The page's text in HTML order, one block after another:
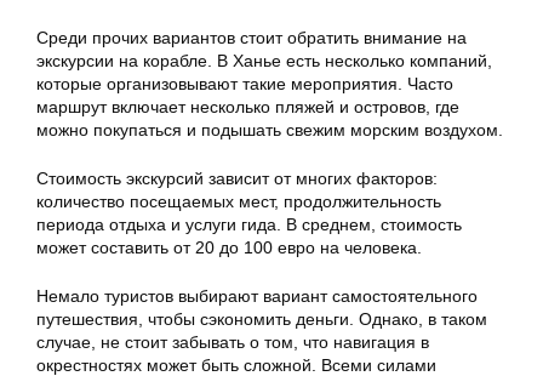
Среди прочих вариантов стоит обратить внимание на
экскурсии на корабле. В Ханье есть несколько компаний,
которые организовывают такие мероприятия. Часто
маршрут включает несколько пляжей и островов, где
можно покупаться и подышать свежим морским воздухом.
Стоимость экскурсий зависит от многих факторов:
количество посещаемых мест, продолжительность
периода отдыха и услуги гида. В среднем, стоимость
может составить от 20 до 100 евро на человека.
Немало туристов выбирают вариант самостоятельного
путешествия, чтобы сэкономить деньги. Однако, в таком
случае, не стоит забывать о том, что навигация в
окрестностях может быть сложной. Всеми силами